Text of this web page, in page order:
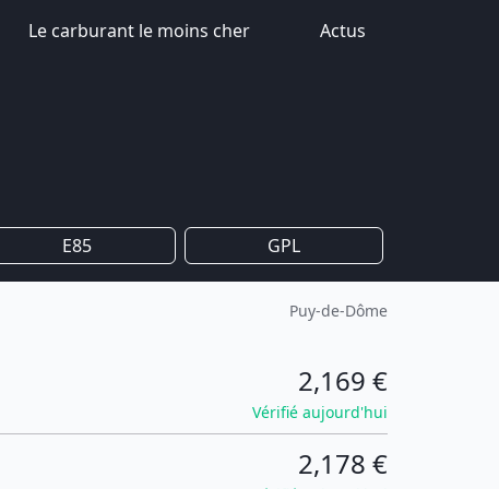
Le carburant le moins cher Actus
E85 GPL
Puy-de-Dôme
2,169 €
Vérifié aujourd'hui
2,178 €